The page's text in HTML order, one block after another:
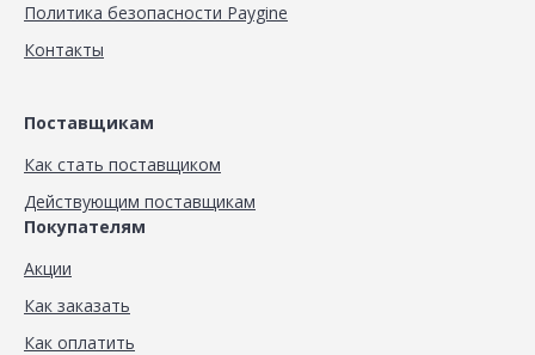
Политика безопасности Paygine
Контакты
Поставщикам
Как стать поставщиком
Действующим поставщикам
Покупателям
Акции
Как заказать
Как оплатить